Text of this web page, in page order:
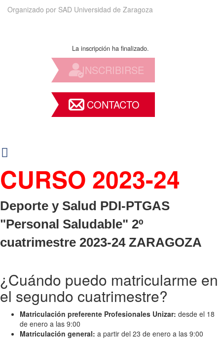
Organizado por SAD Universidad de Zaragoza
La inscripción ha finalizado.
INSCRIBIRSE
CONTACTO
CURSO 2023-24
Deporte y Salud PDI-PTGAS
"Personal Saludable" 2º
cuatrimestre 2023-24 ZARAGOZA
¿Cuándo puedo matricularme en
el segundo cuatrimestre?
Matriculación preferente Profesionales Unizar: desde el 18
de enero a las 9:00
Matriculación general: a partir del 23 de enero a las 9:00